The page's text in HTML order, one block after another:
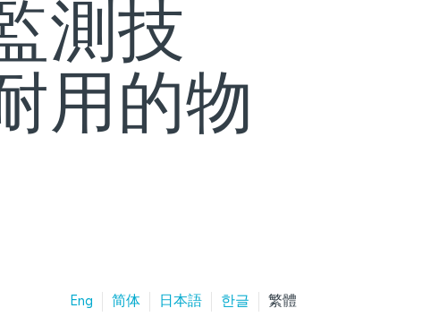
測技
用的物
Eng 简体 日本語 한글 繁體